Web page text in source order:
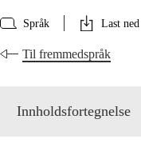
Språk Last ned
Til fremmedspråk
Innholdsfortegnelse